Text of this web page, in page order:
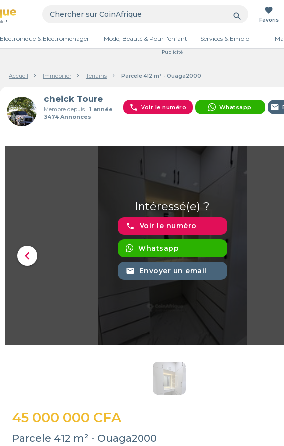
search
favorite
Favoris
Electronique & Electromenager Mode, Beauté & Pour l'enfant Services & Emploi
Publicité
Accueil Immobilier Terrains Parcele 412 m² - Ouaga2000
cheick Toure
Membre depuis1 année
3474 Annonces
phone Voir le numéro Whatsapp email
chevron_left
Intéressé(e) ?
phone Voir le numéro
Whatsapp
email Envoyer un email
45 000 000 CFA
Parcele 412 m² - Ouaga2000